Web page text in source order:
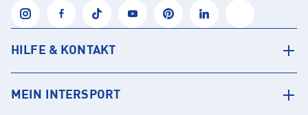
HILFE & KONTAKT
MEIN INTERSPORT